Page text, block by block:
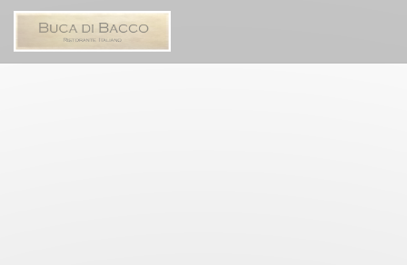
Personnalisation de vos choix en matière de cookies